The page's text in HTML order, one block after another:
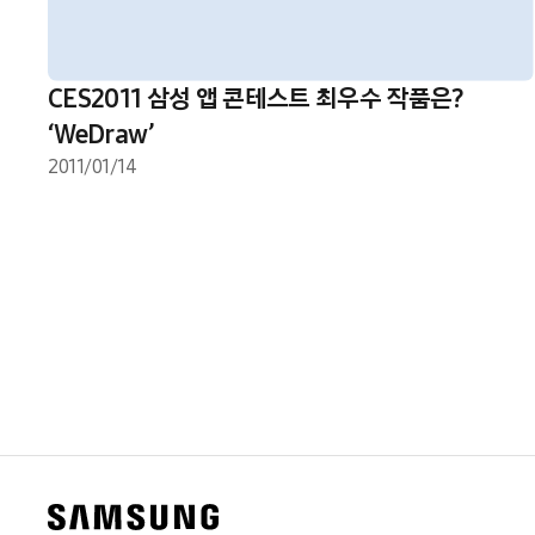
CES2011 삼성 앱 콘테스트 최우수 작품은?
‘WeDraw’
2011/01/14